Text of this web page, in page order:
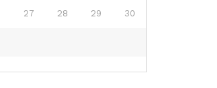
27 28 29 30